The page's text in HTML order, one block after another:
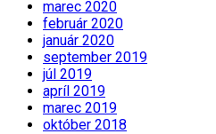
marec 2020
február 2020
január 2020
september 2019
júl 2019
apríl 2019
marec 2019
október 2018